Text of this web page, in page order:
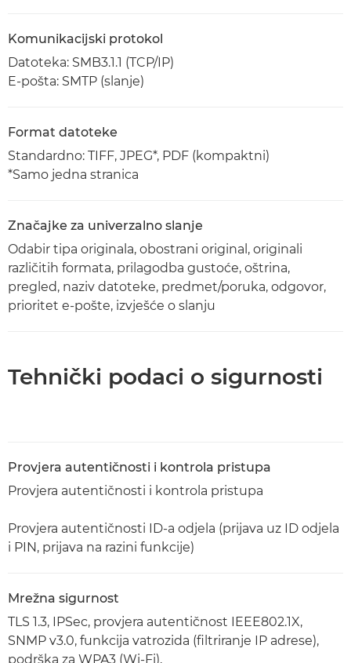
Komunikacijski protokol
Datoteka: SMB3.1.1 (TCP/IP)
E-pošta: SMTP (slanje)
Format datoteke
Standardno: TIFF, JPEG*, PDF (kompaktni)
*Samo jedna stranica
Značajke za univerzalno slanje
Odabir tipa originala, obostrani original, originali
različitih formata, prilagodba gustoće, oštrina,
pregled, naziv datoteke, predmet/poruka, odgovor,
prioritet e-pošte, izvješće o slanju
Tehnički podaci o sigurnosti
Provjera autentičnosti i kontrola pristupa
Provjera autentičnosti i kontrola pristupa
Provjera autentičnosti ID-a odjela (prijava uz ID odjela
i PIN, prijava na razini funkcije)
Mrežna sigurnost
TLS 1.3, IPSec, provjera autentičnost IEEE802.1X,
SNMP v3.0, funkcija vatrozida (filtriranje IP adrese),
podrška za WPA3 (Wi-Fi),